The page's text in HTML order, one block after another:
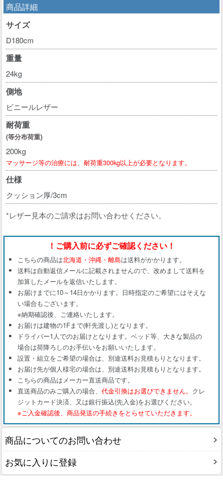
商品詳細
サイズ
D180cm
重量
24kg
側地
ビニールレザー
耐荷重
(等分布荷重)
200kg
マッサージ等の治療には、耐荷重300kg以上が必要となります。
仕様
クッション厚/3cm
*レザー見本のご請求はお問い合わせください。
！ご購入前に必ずご確認ください！
こちらの商品は北海道・沖縄・離島は送料がかかります。
送料は自動返信メールに記載されませんので、改めまして送料を
加算したメールを返信いたします。
お届けまでに10～14日かかります。日時指定のご希望にはそえな
い場合もございます。
※納期確認後、ご連絡いたします。
お届けは建物の1Fまで(軒先渡し)となります。
ドライバー1人でのお届けとなります。ベッド等、大きな製品の
場合は荷降ろしのお手伝いをお願いいたします。
設置・組立をご希望の場合は、別途送料お見積もりとなります。
お届け先が個人様宅の場合は、別途送料お見積もりとなります。
こちらの商品はメーカー直送商品です。
直送商品のみご購入の場合、 代金引換はお選びできません。 クレ
ジットカード決済、又は銀行振込(先入金)をお選びください。
※ご入金確認後、商品発送の手続きをとらせていただきます。
商品についてのお問い合わせ
お気に入りに登録